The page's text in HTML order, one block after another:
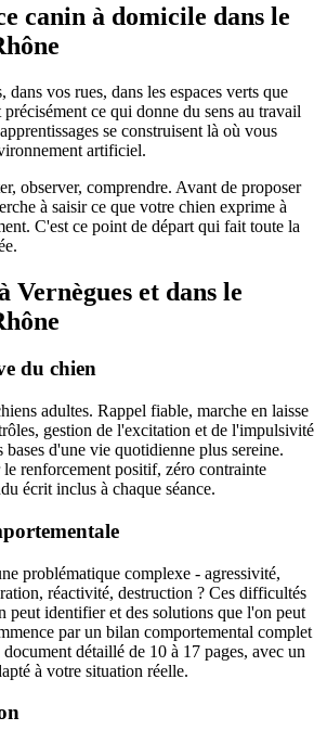
canin à domicile dans le
dans vos rues, dans les espaces verts que
ce qui donne du sens au travail
se construisent là où vous
artificiel.
observer, comprendre. Avant de proposer
à saisir ce que votre chien exprime à
C'est ce point de départ qui fait toute la
Vernègues et dans le
du chien
adultes. Rappel fiable, marche en laisse
gestion de l'excitation et de l'impulsivité
bases d'une vie quotidienne plus sereine.
renforcement positif, zéro contrainte
écrit inclus à chaque séance.
problématique complexe - agressivité,
réactivité, destruction ? Ces difficultés
peut identifier et des solutions que l'on peut
par un bilan comportemental complet
détaillé de 10 à 17 pages, avec un
à votre situation réelle.